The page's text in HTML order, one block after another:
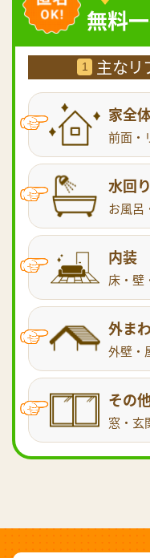
無料
1 主なリ
家全
前面・
水回り
お風呂
内装
床・壁
外ま
外壁・
その
窓・玄